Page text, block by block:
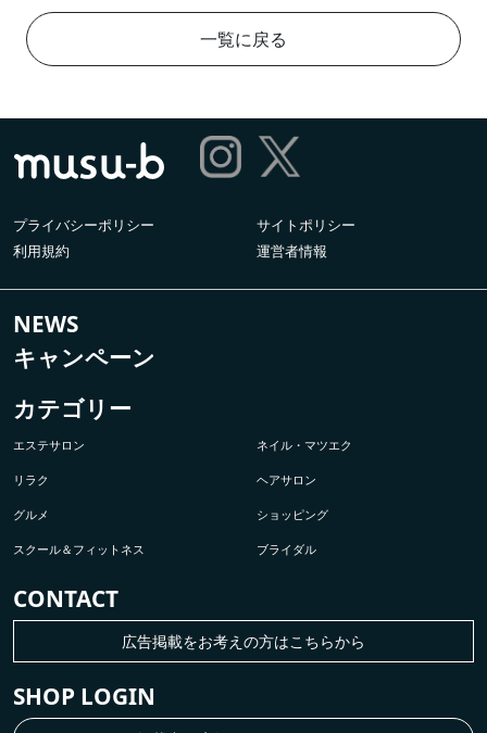
一覧に戻る
プライバシーポリシー
サイトポリシー
利用規約
運営者情報
NEWS
キャンペーン
カテゴリー
エステサロン ネイル・マツエク
リラク ヘアサロン
グルメ ショッピング
スクール＆フィットネス ブライダル
SHOP LOGIN
CONTACT
広告掲載をお考えの方はこちらから